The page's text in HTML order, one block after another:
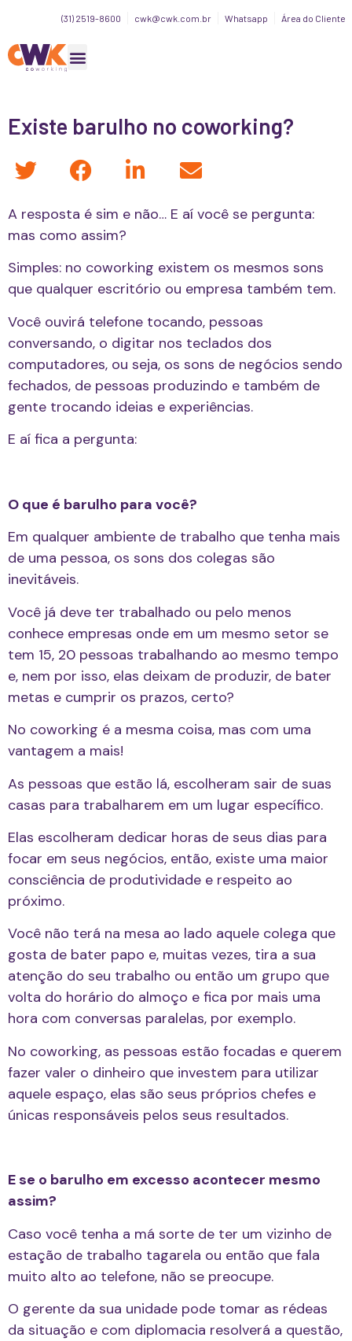
(31) 2519-8600 cwk@cwk.com.br Whatsapp Área do Cliente
Existe barulho no coworking?
A resposta é sim e não… E aí você se pergunta:
mas como assim?
Simples: no coworking existem os mesmos sons
que qualquer escritório ou empresa também tem.
Você ouvirá telefone tocando, pessoas
conversando, o digitar nos teclados dos
computadores, ou seja, os sons de negócios sendo
fechados, de pessoas produzindo e também de
gente trocando ideias e experiências.
E aí fica a pergunta:
O que é barulho para você?
Em qualquer ambiente de trabalho que tenha mais
de uma pessoa, os sons dos colegas são
inevitáveis.
Você já deve ter trabalhado ou pelo menos
conhece empresas onde em um mesmo setor se
tem 15, 20 pessoas trabalhando ao mesmo tempo
e, nem por isso, elas deixam de produzir, de bater
metas e cumprir os prazos, certo?
No coworking é a mesma coisa, mas com uma
vantagem a mais!
As pessoas que estão lá, escolheram sair de suas
casas para trabalharem em um lugar específico.
Elas escolheram dedicar horas de seus dias para
focar em seus negócios, então, existe uma maior
consciência de produtividade e respeito ao
próximo.
Você não terá na mesa ao lado aquele colega que
gosta de bater papo e, muitas vezes, tira a sua
atenção do seu trabalho ou então um grupo que
volta do horário do almoço e fica por mais uma
hora com conversas paralelas, por exemplo.
No coworking, as pessoas estão focadas e querem
fazer valer o dinheiro que investem para utilizar
aquele espaço, elas são seus próprios chefes e
únicas responsáveis pelos seus resultados.
E se o barulho em excesso acontecer mesmo
assim?
Caso você tenha a má sorte de ter um vizinho de
estação de trabalho tagarela ou então que fala
muito alto ao telefone, não se preocupe.
O gerente da sua unidade pode tomar as rédeas
da situação e com diplomacia resolverá a questão,